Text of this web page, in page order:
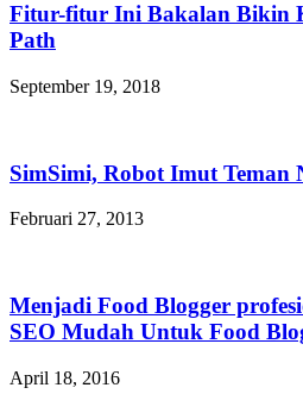
Fitur-fitur Ini Bakalan Bikin
Path
September 19, 2018
SimSimi, Robot Imut Teman
Februari 27, 2013
Menjadi Food Blogger
SEO Mudah Untuk Food
April 18, 2016